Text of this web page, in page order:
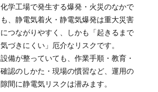
化学工場で発生する爆発・火災のなかで
も、静電気着火・静電気爆発は重大災害
につながりやすく、しかも「起きるまで
気づきにくい」厄介なリスクです。
設備が整っていても、作業手順・教育・
確認のしかた・現場の慣習など、運用の
隙間に静電気リスクは潜みます。